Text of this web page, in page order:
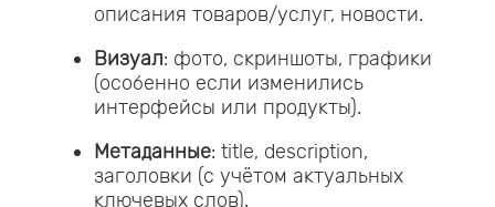
описания товаров/услуг, новости.
Визуал: фото, скриншоты, графики
(особенно если изменились
интерфейсы или продукты).
Метаданные: title, description,
заголовки (с учётом актуальных
ключевых слов).